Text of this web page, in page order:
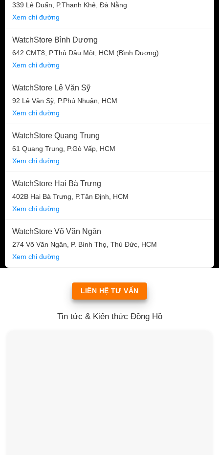
339 Lê Duẩn, P.Thanh Khê, Đà Nẵng
Xem chỉ đường
WatchStore Bình Dương
642 CMT8, P.Thủ Dầu Một, HCM (Bình Dương)
Xem chỉ đường
WatchStore Lê Văn Sỹ
92 Lê Văn Sỹ, P.Phú Nhuận, HCM
Xem chỉ đường
WatchStore Quang Trung
61 Quang Trung, P.Gò Vấp, HCM
Xem chỉ đường
WatchStore Hai Bà Trưng
402B Hai Bà Trưng, P.Tân Định, HCM
Xem chỉ đường
WatchStore Võ Văn Ngân
274 Võ Văn Ngân, P. Bình Thọ, Thủ Đức, HCM
Xem chỉ đường
LIÊN HỆ TƯ VẤN
Tin tức & Kiến thức Đồng Hồ